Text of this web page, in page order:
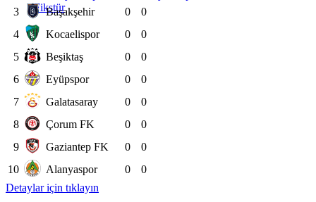
Fikstür
3
Başakşehir 0
0
4
Kocaelispor 0
0
5
Beşiktaş 0
0
6
Eyüpspor 0
0
7
Galatasaray 0
0
8
Çorum FK 0
0
9
Gaziantep FK 0
0
10
Alanyaspor 0
0
Detaylar için tıklayın